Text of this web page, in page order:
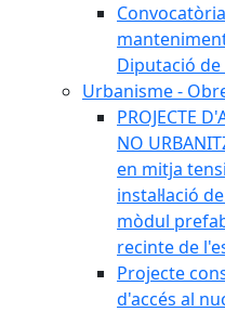
Diputació de
Urbanisme -
PROJECTE
NO
en mitja
instal·lació
mòdul
recinte de
Projecte
d'accés al